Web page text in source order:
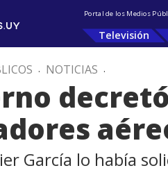
Portal de los Medios
Televisión
. NOTICIAS .
García lo había